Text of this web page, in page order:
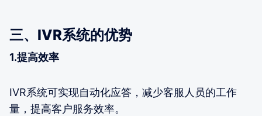
三、IVR系统的优势
1.提高效率
IVR系统可实现自动化应答，减少客服人员的工作
量，提高客户服务效率。